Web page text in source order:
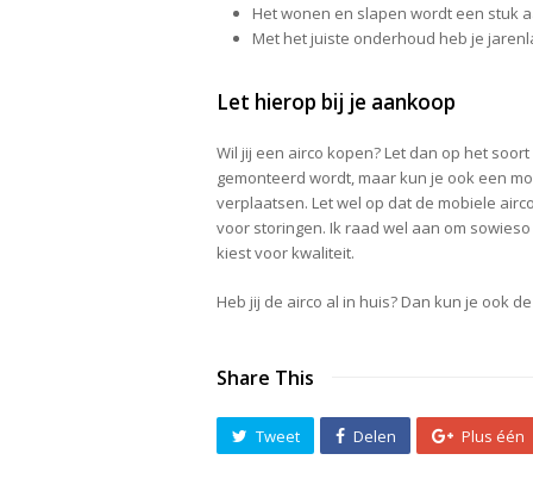
Het wonen en slapen wordt een stuk
Met het juiste onderhoud heb je
Let hierop bij je aankoop
Wil jij een airco kopen? Let dan op het
gemonteerd wordt, maar kun je ook een
verplaatsen. Let wel op dat de mobiele
voor storingen. Ik raad wel aan om
kiest voor kwaliteit.
Heb jij de airco al in huis? Dan kun je ook
Share This
Tweet Delen Plus één